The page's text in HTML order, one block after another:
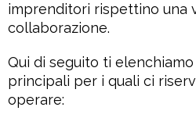
imprenditori rispettino una
collaborazione.
Qui di seguito ti
principali per i quali ci
operare: